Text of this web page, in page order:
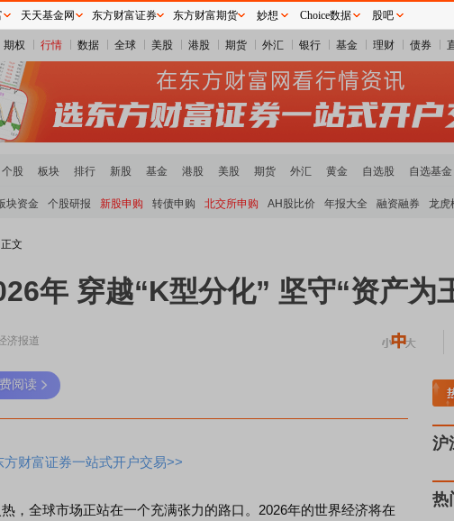
期权 行情 数据 全球 美股 港股 期货 外汇 银行 基金 理财 债券
个股 板块 排行 新股 基金 港股 美股 期货 外汇 黄金 自选股 自选基金
块资金 个股研报 新股申购 转债申购 北交所申购 AH股比价 年报大全 融资融券 龙虎
正文
年 穿越“K型分化” 坚守“资产为
济报道
阅读
财富证券一站式开户交易>>
全球市场正站在一个充满张力的路口。2026年的世界经济将在
稀土板块领涨 重
沪
热
天天基金网 东方财富证券 东方财富期货 妙想 Choice数据 股吧